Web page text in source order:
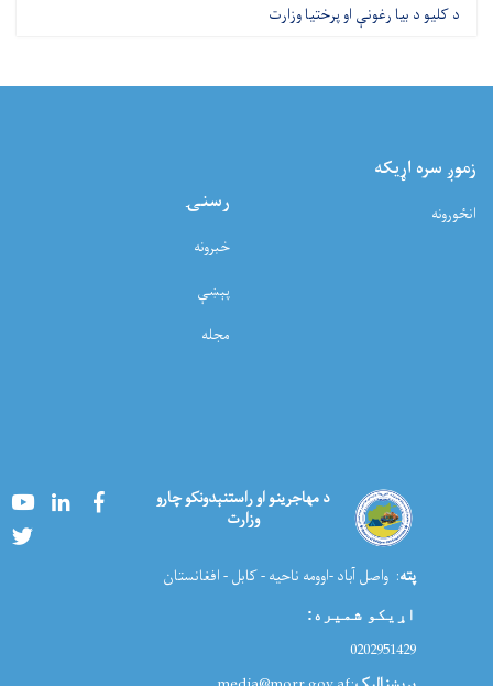
د کلیو د بیا رغونې او پرختیا وزارت
زموږ سره اړيکه
انځورونه رسنۍ
خبرونه
پېښې
مجله
د مهاجرینو او راستنېدونکو چارو
وزارت
YoutubeLinkedInFacebook
پته: واصل آباد -اوومه ناحیه - کابل - افغانستان
اړیکو شمیره:
0202951429